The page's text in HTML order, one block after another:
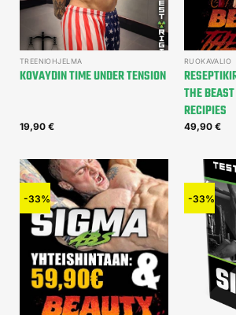
TREENIOHJELMA
KOVAYDIN TIME UNDER TENSION
19,90 €
RUOKAVALIO
THE
RECIPIES
49,90 €
-33% -33%